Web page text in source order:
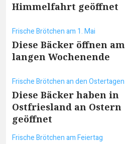
Himmelfahrt geöffnet
Frische Brötchen am 1. Mai
Diese Bäcker öffnen am
langen Wochenende
Frische Brötchen an den Ostertagen
Diese Bäcker haben in
Ostfriesland an Ostern
geöffnet
Frische Brötchen am Feiertag